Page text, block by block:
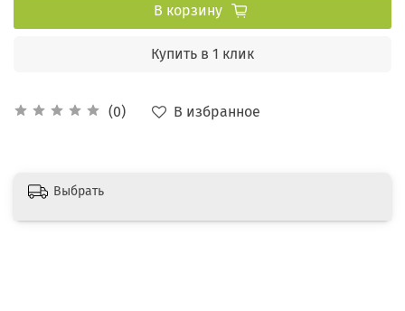
(0) В избранное
В корзину
Купить в 1 клик
Выбрать